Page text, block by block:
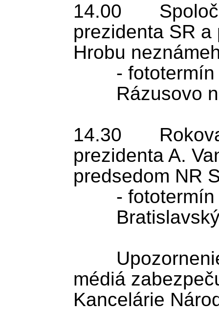
14.00 	Spoločné kladenie vencov
prezidenta SR
Hrobu
14.30 	Rokovanie rakúskeho
prezidenta A.
predsedom NR
médiá
Kancelárie